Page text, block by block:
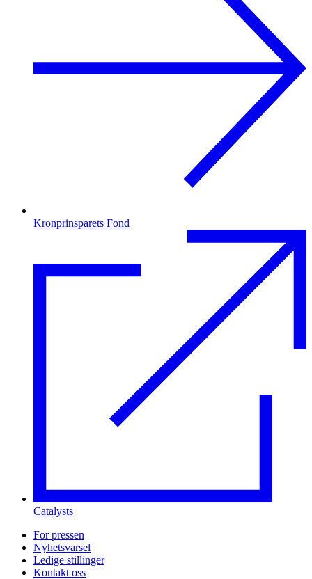
Kronprinsparets Fond
Catalysts
For pressen
Nyhetsvarsel
Ledige stillinger
Kontakt oss